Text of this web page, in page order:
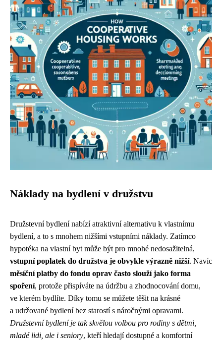
Náklady na bydlení v družstvu
Družstevní bydlení nabízí atraktivní alternativu k vlastnímu
bydlení, a to s mnohem nižšími vstupními náklady. Zatímco
hypotéka na vlastní byt může být pro mnohé nedosažitelná,
vstupní poplatek do družstva je obvykle výrazně nižší. Navíc
měsíční platby do fondu oprav často slouží jako forma
spoření, protože přispíváte na údržbu a zhodnocování domu,
ve kterém bydlíte. Díky tomu se můžete těšit na krásné
a udržované bydlení bez starostí s náročnými opravami.
Družstevní bydlení je tak skvělou volbou pro rodiny s dětmi,
mladé lidi, ale i seniory, kteří hledají dostupné a komfortní